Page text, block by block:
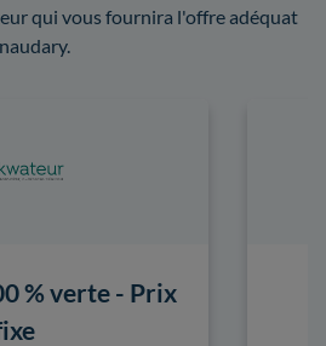
qui vous fournira l'offre adéquat
% verte - Prix